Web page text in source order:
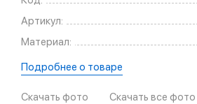
Артикул:
Материал:
Подробнее о товаре
Скачать фото Скачать все фото